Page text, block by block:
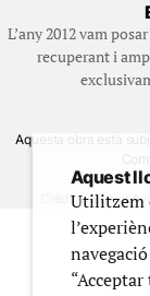
L’any 2012 vam
recuperant i
Aquesta obra està
Crèdits del web
Aquest
Utilitzem